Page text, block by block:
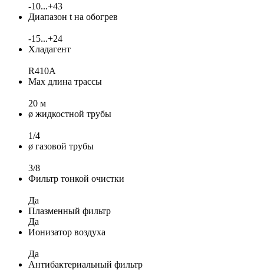
-10...+43
Диапазон t на обогрев
-15...+24
Хладагент
R410A
Max длина трассы
20 м
ø жидкостной трубы
1/4
ø газовой трубы
3/8
Фильтр тонкой очистки
Да
Плазменный фильтр
Да
Ионизатор воздуха
Да
Антибактериальный фильтр